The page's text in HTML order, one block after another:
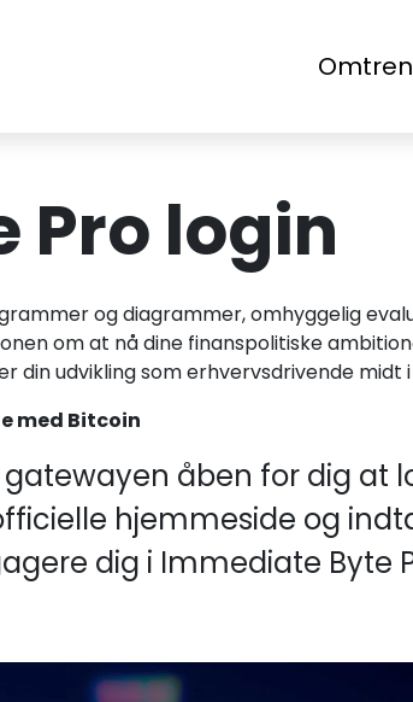
Pro login
og diagrammer, omhyggelig
om at nå dine finanspolitiske
udvikling som erhvervsdrivende midt
med Bitcoin
åben for dig at
hjemmeside og
dig i Immediate Byte